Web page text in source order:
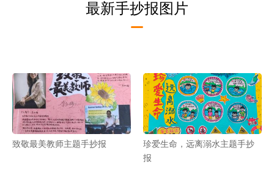
最新手抄报图片
致敬最美教师主题手抄报
珍爱生命，远离溺水主题手抄
报